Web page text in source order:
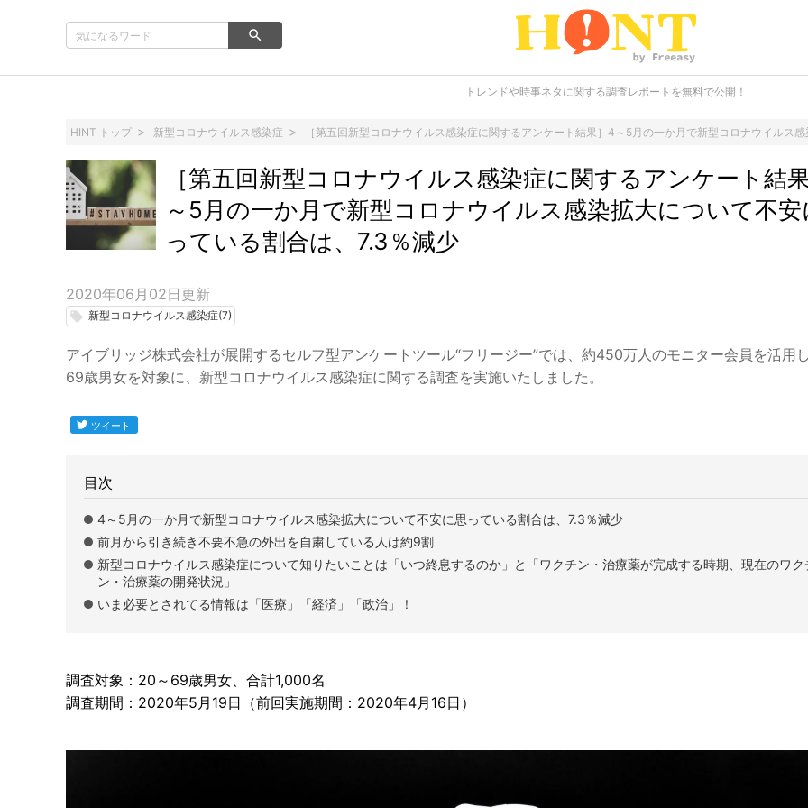
トレンドや時事ネタに関する調査レポートを無料で公開！
HINT トップ 新型コロナウイルス感染症 ［第五回新型コロナウイルス感染症に関するアンケート結果］4～5月の一か月で新型コロナウイルス
［第五回新型コロナウイルス感染症に関するアンケート結
～5月の一か月で新型コロナウイルス感染拡大について不安
っている割合は、7.3％減少
2020年06月02日 更新
local_offer 新型コロナウイルス感染症(7)
アイブリッジ株式会社が展開するセルフ型アンケートツール“フリージー”では、約450万人のモニター会員を活用
69歳男女を対象に、新型コロナウイルス感染症に関する調査を実施いたしました。
目次
4～5月の一か月で新型コロナウイルス感染拡大について不安に思っている割合は、7.3％減少
前月から引き続き不要不急の外出を自粛している人は約9割
新型コロナウイルス感染症について知りたいことは「いつ終息するのか」と「ワクチン・治療薬が完成する時期、現在のワク
ン・治療薬の開発状況」
いま必要とされてる情報は「医療」「経済」「政治」！
調査対象：20～69歳男女、合計1,000名
調査期間：2020年5月19日（前回実施期間：2020年4月16日）